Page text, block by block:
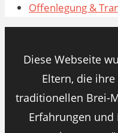
Offenlegung &
Diese Webseite
Eltern, die
traditionellen Brei-
Erfahrungen